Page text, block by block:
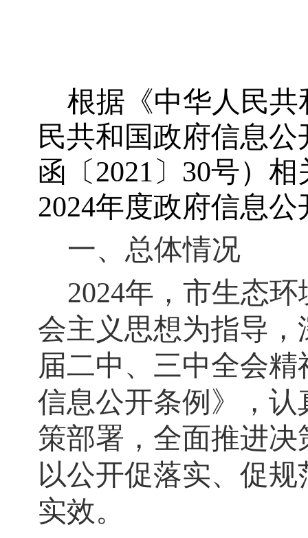
根据《中华人民
民共和国政府信息
函〔2021〕30号）
2024年度政府信息
一、总体情况
2024年，市生态
会主义思想为指导，
届二中、三中全会
信息公开条例》，
策部署，全面推进
以公开促落实、促
实效。